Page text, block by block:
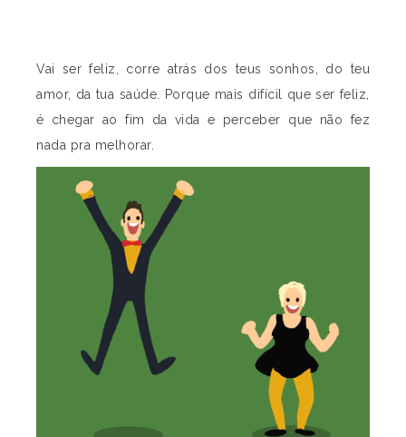
Vai ser feliz, corre atrás dos teus sonhos, do teu
amor, da tua saúde. Porque mais difícil que ser feliz,
é chegar ao fim da vida e perceber que não fez
nada pra melhorar.